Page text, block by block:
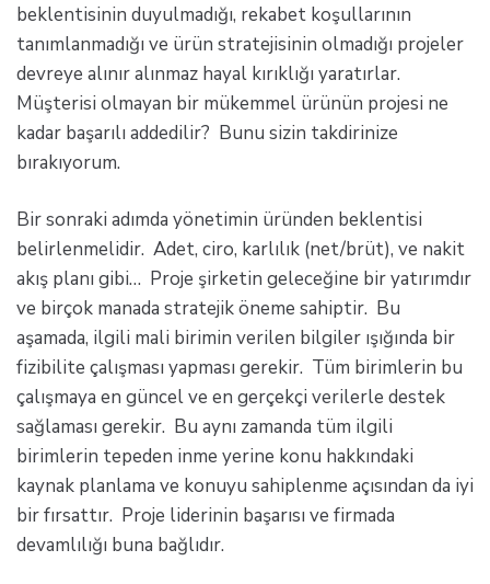
beklentisinin duyulmadığı, rekabet koşullarının
tanımlanmadığı ve ürün stratejisinin olmadığı projeler
devreye alınır alınmaz hayal kırıklığı yaratırlar.
Müşterisi olmayan bir mükemmel ürünün projesi ne
kadar başarılı addedilir? Bunu sizin takdirinize
bırakıyorum.
Bir sonraki adımda yönetimin üründen beklentisi
belirlenmelidir. Adet, ciro, karlılık (net/brüt), ve nakit
akış planı gibi… Proje şirketin geleceğine bir yatırımdır
ve birçok manada stratejik öneme sahiptir. Bu
aşamada, ilgili mali birimin verilen bilgiler ışığında bir
fizibilite çalışması yapması gerekir. Tüm birimlerin bu
çalışmaya en güncel ve en gerçekçi verilerle destek
sağlaması gerekir. Bu aynı zamanda tüm ilgili
birimlerin tepeden inme yerine konu hakkındaki
kaynak planlama ve konuyu sahiplenme açısından da iyi
bir fırsattır. Proje liderinin başarısı ve firmada
devamlılığı buna bağlıdır.